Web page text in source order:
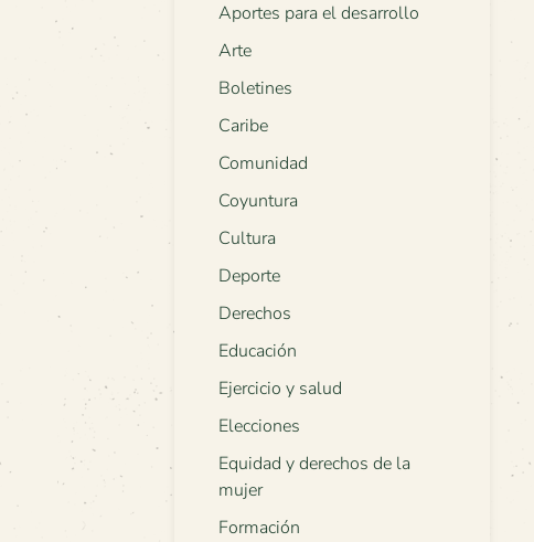
Aportes para el desarrollo
Arte
Boletines
Caribe
Comunidad
Coyuntura
Cultura
Deporte
Derechos
Educación
Ejercicio y salud
Elecciones
Equidad y derechos de la
mujer
Formación